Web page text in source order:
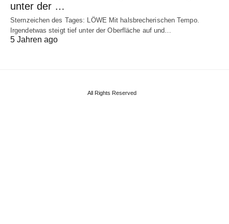
unter der …
Sternzeichen des Tages: LÖWE Mit halsbrecherischen Tempo.
Irgendetwas steigt tief unter der Oberfläche auf und…
5 Jahren ago
All Rights Reserved